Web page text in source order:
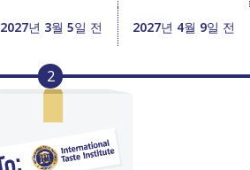
2027년 3월 5일 전 2027년 4월 9일 전
2